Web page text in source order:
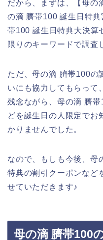
だから、まずは、【母の
の滴 臍帯100 誕生日特
帯100 誕生日特典大決算
限りのキーワードで調査
ただ、母の滴 臍帯100の
いにも協力してもらって
残念ながら、母の滴 臍
どを誕生日の人限定でお
かりませんでした。
なので、もしも今後、母
特典の割引クーポンなど
せていただきます♪
母の滴 臍帯100